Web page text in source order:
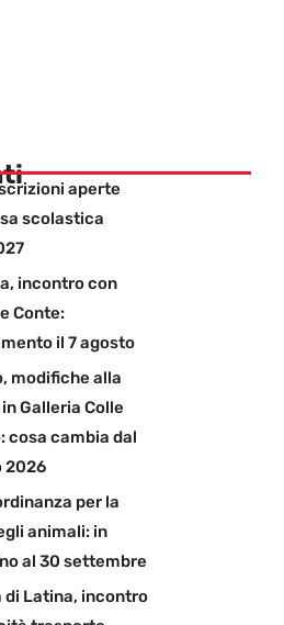
aperte
scolastica
incontro con
Conte:
il 7 agosto
modifiche alla
Galleria Colle
cosa cambia dal
2026
per la
animali: in
al 30 settembre
di Latina, incontro